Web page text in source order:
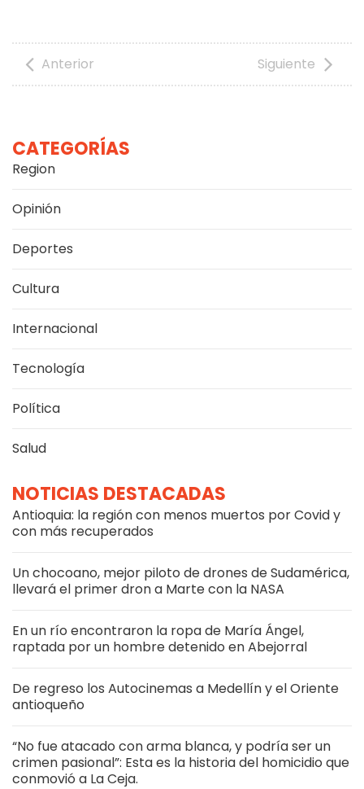
Anterior Siguiente
CATEGORÍAS
Region
Opinión
Deportes
Cultura
Internacional
Tecnología
Política
Salud
NOTICIAS DESTACADAS
Antioquia: la región con menos muertos por Covid y
con más recuperados
Un chocoano, mejor piloto de drones de Sudamérica,
llevará el primer dron a Marte con la NASA
En un río encontraron la ropa de María Ángel,
raptada por un hombre detenido en Abejorral
De regreso los Autocinemas a Medellín y el Oriente
antioqueño
“No fue atacado con arma blanca, y podría ser un
crimen pasional”: Esta es la historia del homicidio que
conmovió a La Ceja.